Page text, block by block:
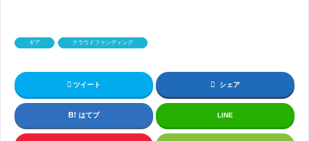
ギア クラウドファンディング
ツイート シェア
はてブ LINE